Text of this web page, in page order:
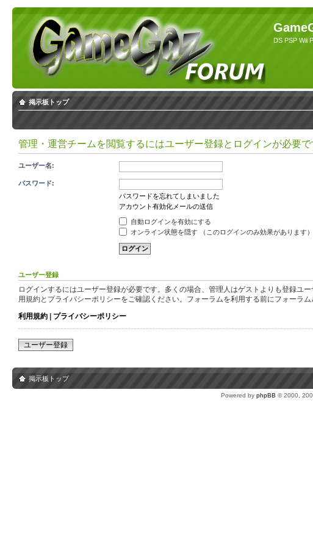
DS PSP Wii
掲示板トップ
管理・運営チームを閲覧するにはユーザー登録とログインが必要で
ユーザー名:
パスワード:
パスワードを忘れてしまいました
アカウント有効化メールの送信
自動ログインを有効にする
オンライン状態を隠す （このログインのみ効果があります）
ユーザー登録
ログインするにはユーザー登録が必要です。多くの場合、管理人はゲストよりも登録ユ
用規約とプライバシーポリシーをご確認ください。フォーラムを利用する前にフォーラム
利用規約 | プライバシーポリシー
ユーザー登録
掲示板トップ
Powered by phpBB © 2000,